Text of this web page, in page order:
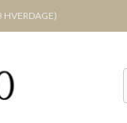
HVERDAGE)